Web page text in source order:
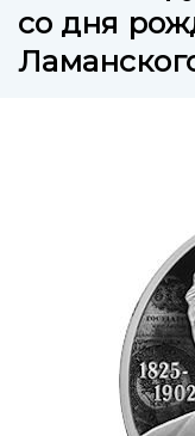
со дня